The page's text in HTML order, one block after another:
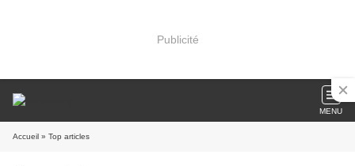
Publicité
MENU
Accueil » Top articles